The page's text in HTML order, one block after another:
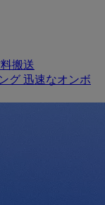
搬送
グ 迅速なオンボ